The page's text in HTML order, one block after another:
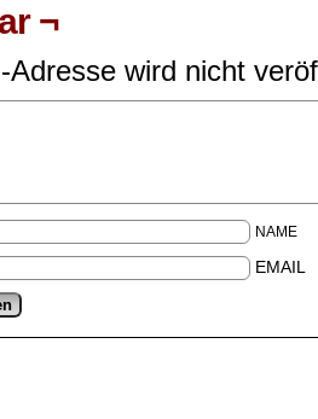
¬
Adresse wird nicht
NAME
EMAIL